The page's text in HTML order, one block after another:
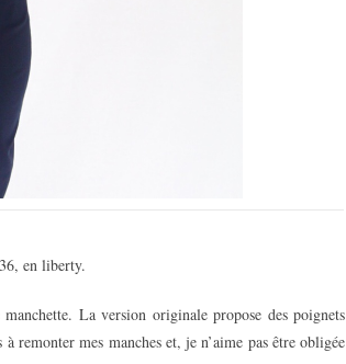
en liberty.
La version originale propose des poignets
remonter mes manches et, je n’aime pas être obligée